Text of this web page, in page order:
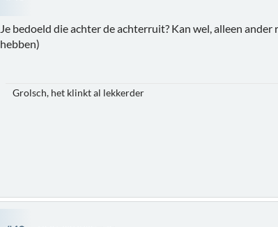
Je bedoeld die achter de achterruit? Kan wel, alleen
hebben)
Grolsch, het klinkt al lekkerder